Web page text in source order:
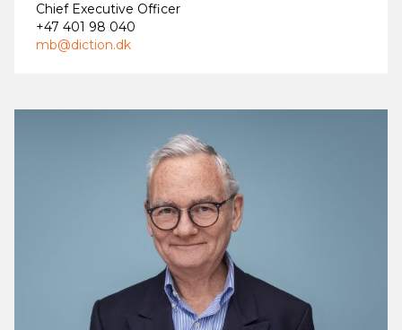
Chief Executive Officer
+47 401 98 040
mb@diction.dk